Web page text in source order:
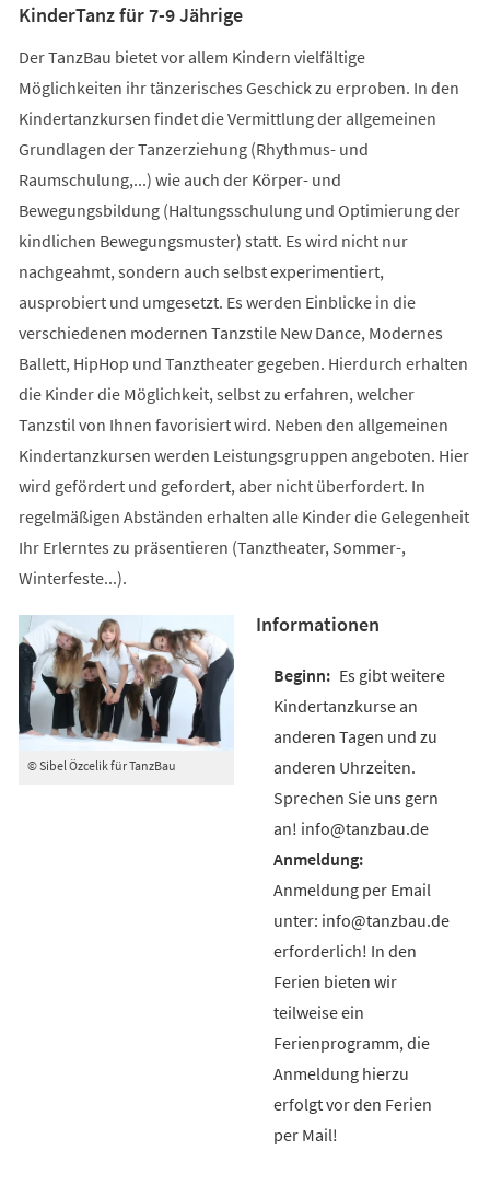
KinderTanz für 7-9 Jährige
Der TanzBau bietet vor allem Kindern vielfältige
Möglichkeiten ihr tänzerisches Geschick zu erproben. In den
Kindertanzkursen findet die Vermittlung der allgemeinen
Grundlagen der Tanzerziehung (Rhythmus- und
Raumschulung,...) wie auch der Körper- und
Bewegungsbildung (Haltungsschulung und Optimierung der
kindlichen Bewegungsmuster) statt. Es wird nicht nur
nachgeahmt, sondern auch selbst experimentiert,
ausprobiert und umgesetzt. Es werden Einblicke in die
verschiedenen modernen Tanzstile New Dance, Modernes
Ballett, HipHop und Tanztheater gegeben. Hierdurch erhalten
die Kinder die Möglichkeit, selbst zu erfahren, welcher
Tanzstil von Ihnen favorisiert wird. Neben den allgemeinen
Kindertanzkursen werden Leistungsgruppen angeboten. Hier
wird gefördert und gefordert, aber nicht überfordert. In
regelmäßigen Abständen erhalten alle Kinder die Gelegenheit
Ihr Erlerntes zu präsentieren (Tanztheater, Sommer-,
Winterfeste...).
© Sibel Özcelik für TanzBau
Informationen
Es gibt weitere
Kindertanzkurse an
anderen Tagen und zu
anderen Uhrzeiten.
Sprechen Sie uns gern
an! info@tanzbau.de
Anmeldung per Email
unter: info@tanzbau.de
erforderlich! In den
Ferien bieten wir
teilweise ein
Ferienprogramm, die
Anmeldung hierzu
erfolgt vor den Ferien
per Mail!